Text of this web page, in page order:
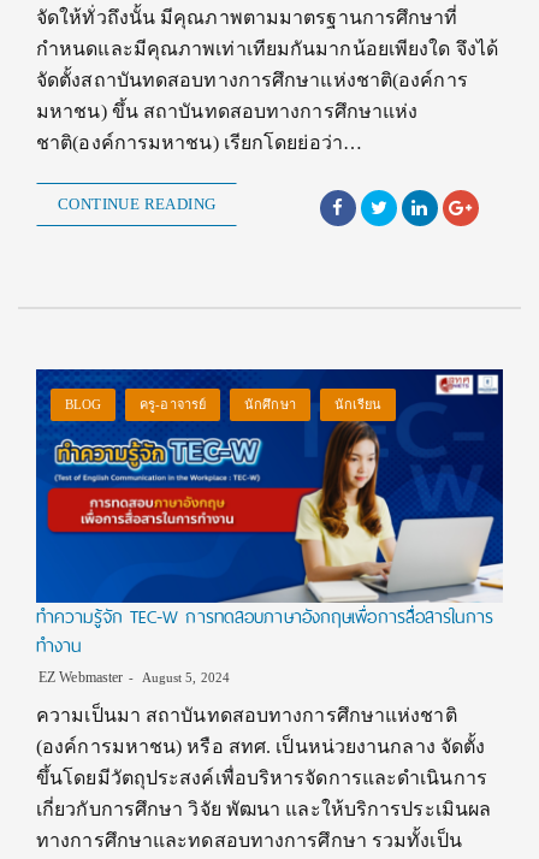
จัดให้ทั่วถึงนั้น มีคุณภาพตามมาตรฐานการศึกษาที่
กำหนดและมีคุณภาพเท่าเทียมกันมากน้อยเพียงใด จึงได้
จัดตั้งสถาบันทดสอบทางการศึกษาแห่งชาติ(องค์การ
มหาชน) ขึ้น สถาบันทดสอบทางการศึกษาแห่ง
ชาติ(องค์การมหาชน) เรียกโดยย่อว่า…
CONTINUE READING
BLOG ครู-อาจารย์ นักศึกษา นักเรียน
ทำความรู้จัก TEC-W การทดสอบภาษาอังกฤษเพื่อการสื่อสารในการ
ทำงาน
EZ Webmaster August 5, 2024
ความเป็นมา สถาบันทดสอบทางการศึกษาแห่งชาติ
(องค์การมหาชน) หรือ สทศ. เป็นหน่วยงานกลาง จัดตั้ง
ขึ้นโดยมีวัตถุประสงค์เพื่อบริหารจัดการและดำเนินการ
เกี่ยวกับการศึกษา วิจัย พัฒนา และให้บริการประเมินผล
ทางการศึกษาและทดสอบทางการศึกษา รวมทั้งเป็น